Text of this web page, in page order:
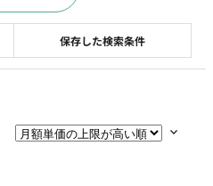
保存した検索条件